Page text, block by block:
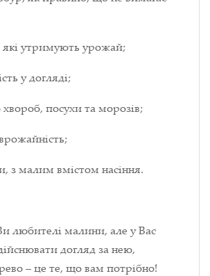
які утримують урожай;
у догляді;
хвороб, посухи та морозів;
з малим вмістом насіння.
любителі малини, але у Вас
догляд за нею,
– це те, що вам потрібно!